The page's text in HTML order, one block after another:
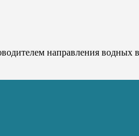
направления водных